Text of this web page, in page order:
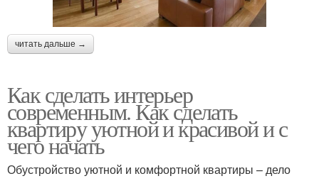
читать дальше →
Как сделать интерьер
современным. Как сделать
квартиру уютной и красивой и с
чего начать
Обустройство уютной и комфортной квартиры – дело